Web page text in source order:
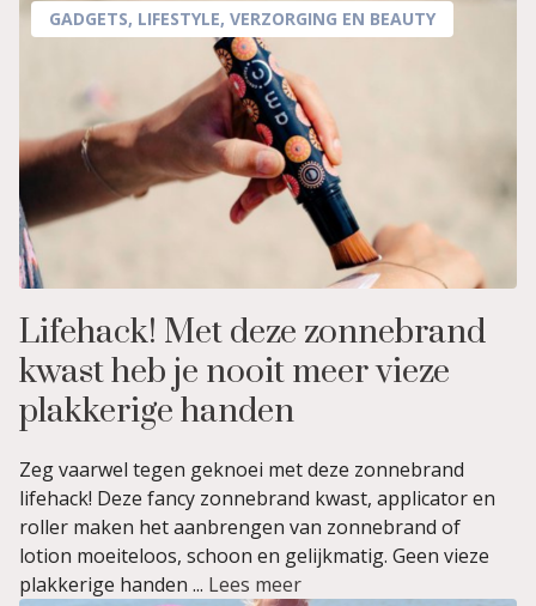
GADGETS, LIFESTYLE, VERZORGING EN BEAUTY
Lifehack! Met deze zonnebrand
kwast heb je nooit meer vieze
plakkerige handen
Zeg vaarwel tegen geknoei met deze zonnebrand
lifehack! Deze fancy zonnebrand kwast, applicator en
roller maken het aanbrengen van zonnebrand of
lotion moeiteloos, schoon en gelijkmatig. Geen vieze
plakkerige handen ... Lees meer